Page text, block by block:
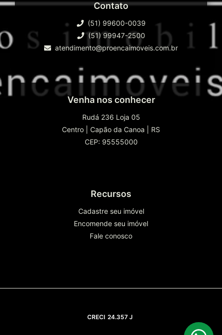
Contato
(51) 99600-0039
(51) 99947-2500
atendimento@proencaimoveis.com.br
Venha nos conhecer
Rudá 236 Loja 05
Centro
Capão da Canoa
RS
CEP: 95555000
Recursos
Cadastre seu imóvel
Encomende seu imóvel
Fale conosco
CRECI 24.357 J